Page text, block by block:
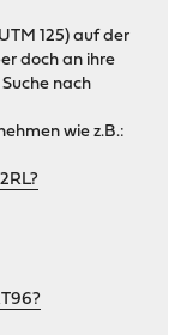
125) auf der
doch an ihre
nach
wie z.B.: